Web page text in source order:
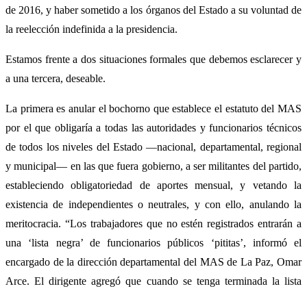
de 2016, y haber sometido a los órganos del Estado a su voluntad de
la reelección indefinida a la presidencia.
Estamos frente a dos situaciones formales que debemos esclarecer y
a una tercera, deseable.
La primera es anular el bochorno que establece el estatuto del MAS
por el que obligaría a todas las autoridades y funcionarios técnicos
de todos los niveles del Estado —nacional, departamental, regional
y municipal— en las que fuera gobierno, a ser militantes del partido,
estableciendo obligatoriedad de aportes mensual, y vetando la
existencia de independientes o neutrales, y con ello, anulando la
meritocracia. “Los trabajadores que no estén registrados entrarán a
una ‘lista negra’ de funcionarios públicos ‘pititas’, informó el
encargado de la dirección departamental del MAS de La Paz, Omar
Arce. El dirigente agregó que cuando se tenga terminada la lista